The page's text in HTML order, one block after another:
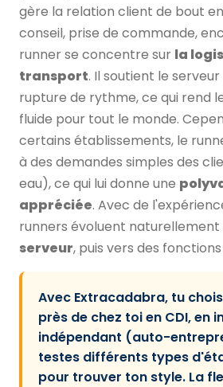
gère la relation client de bout
conseil, prise de commande,
runner se concentre sur la
transport. Il soutient le
rupture de rythme, ce qui rend
fluide pour tout le monde.
certains établissements, le
à des demandes simples des
eau), ce qui lui donne une
appréciée. Avec de
runners évoluent naturellement
serveur, puis vers des
Avec Extracadabra, tu
près de chez toi en CDI, en
indépendant (auto-
testes différents types
pour trouver ton style. La